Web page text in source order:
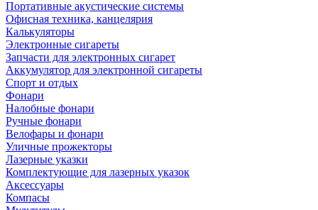
Портативные акустические системы
Офисная техника, канцелярия
Калькуляторы
Электронные сигареты
Запчасти для электронных сигарет
Аккумулятор для электронной сигареты
Спорт и отдых
Фонари
Налобные фонари
Ручные фонари
Велофары и фонари
Уличные прожекторы
Лазерные указки
Комплектующие для лазерных указок
Аксессуары
Компасы